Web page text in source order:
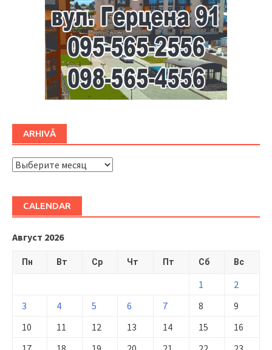
ARHIVĂ
ARHIVĂ
CALENDAR
Август 2026
Пн Вт Ср Чт Пт Сб Вс
1
2
3
4 5 6 7 8
9
10
11 12 13 14 15
16